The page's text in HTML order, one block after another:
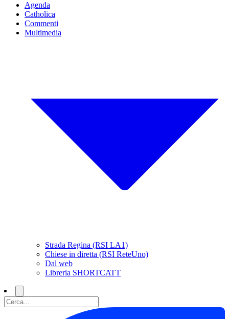
Agenda
Catholica
Commenti
Multimedia
Strada Regina (RSI LA1)
Chiese in diretta (RSI ReteUno)
Dal web
Libreria SHORTCATT